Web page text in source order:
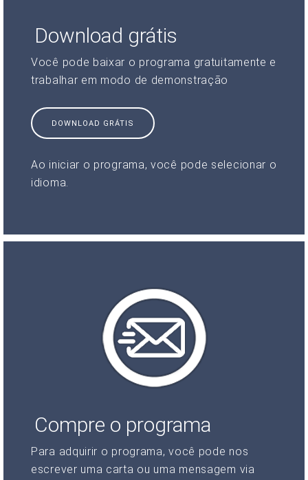
Download grátis
Você pode baixar o programa gratuitamente e
trabalhar em modo de demonstração
DOWNLOAD GRÁTIS
Ao iniciar o programa, você pode selecionar o
idioma.
Compre o programa
Para adquirir o programa, você pode nos
escrever uma carta ou uma mensagem via